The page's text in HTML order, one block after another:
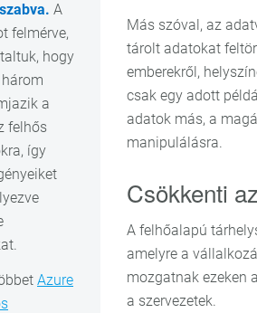
Más szóval, az
tárolt adatokat
emberekről,
csak egy adott
adatok más, a
manipulálásra.
Csökkenti
A felhőalapú
amelyre a
mozgatnak ezeken
a szervezetek.
A
felmérve,
hogy
a
felhős
így
Azure